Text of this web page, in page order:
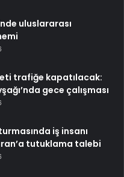
uluslararası
trafiğe kapatılacak:
gece çalışması
iş insanı
tutuklama talebi